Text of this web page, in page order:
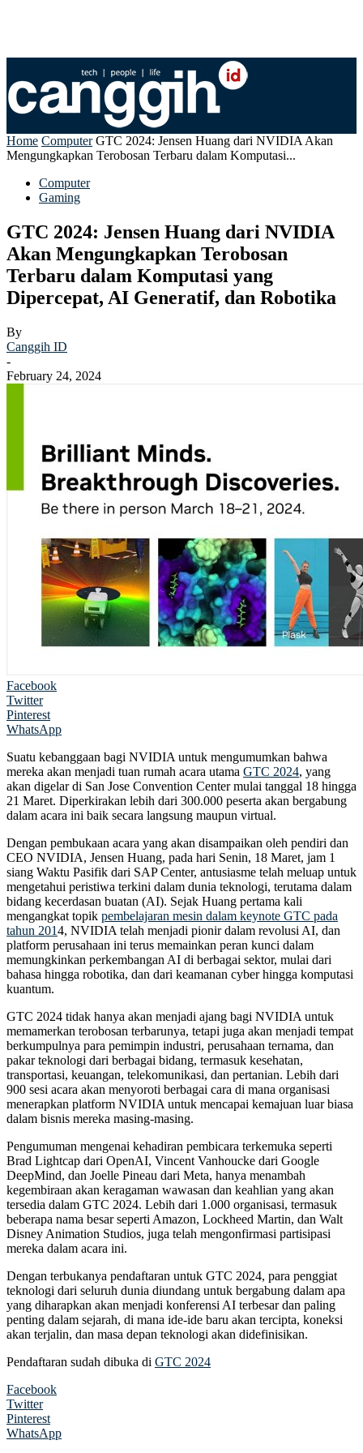
Home Computer GTC 2024: Jensen Huang dari NVIDIA Akan
Mengungkapkan Terobosan Terbaru dalam Komputasi...
Computer
Gaming
GTC 2024: Jensen Huang dari NVIDIA
Akan Mengungkapkan Terobosan
Terbaru dalam Komputasi yang
Dipercepat, AI Generatif, dan Robotika
By
Canggih ID
-
February 24, 2024
Facebook
Twitter
Pinterest
WhatsApp
Suatu kebanggaan bagi NVIDIA untuk mengumumkan bahwa
mereka akan menjadi tuan rumah acara utama GTC 2024, yang
akan digelar di San Jose Convention Center mulai tanggal 18 hingga
21 Maret. Diperkirakan lebih dari 300.000 peserta akan bergabung
dalam acara ini baik secara langsung maupun virtual.
Dengan pembukaan acara yang akan disampaikan oleh pendiri dan
CEO NVIDIA, Jensen Huang, pada hari Senin, 18 Maret, jam 1
siang Waktu Pasifik dari SAP Center, antusiasme telah meluap untuk
mengetahui peristiwa terkini dalam dunia teknologi, terutama dalam
bidang kecerdasan buatan (AI). Sejak Huang pertama kali
mengangkat topik pembelajaran mesin dalam keynote GTC pada
tahun 2014, NVIDIA telah menjadi pionir dalam revolusi AI, dan
platform perusahaan ini terus memainkan peran kunci dalam
memungkinkan perkembangan AI di berbagai sektor, mulai dari
bahasa hingga robotika, dan dari keamanan cyber hingga komputasi
kuantum.
GTC 2024 tidak hanya akan menjadi ajang bagi NVIDIA untuk
memamerkan terobosan terbarunya, tetapi juga akan menjadi tempat
berkumpulnya para pemimpin industri, perusahaan ternama, dan
pakar teknologi dari berbagai bidang, termasuk kesehatan,
transportasi, keuangan, telekomunikasi, dan pertanian. Lebih dari
900 sesi acara akan menyoroti berbagai cara di mana organisasi
menerapkan platform NVIDIA untuk mencapai kemajuan luar biasa
dalam bisnis mereka masing-masing.
Pengumuman mengenai kehadiran pembicara terkemuka seperti
Brad Lightcap dari OpenAI, Vincent Vanhoucke dari Google
DeepMind, dan Joelle Pineau dari Meta, hanya menambah
kegembiraan akan keragaman wawasan dan keahlian yang akan
tersedia dalam GTC 2024. Lebih dari 1.000 organisasi, termasuk
beberapa nama besar seperti Amazon, Lockheed Martin, dan Walt
Disney Animation Studios, juga telah mengonfirmasi partisipasi
mereka dalam acara ini.
Dengan terbukanya pendaftaran untuk GTC 2024, para penggiat
teknologi dari seluruh dunia diundang untuk bergabung dalam apa
yang diharapkan akan menjadi konferensi AI terbesar dan paling
penting dalam sejarah, di mana ide-ide baru akan tercipta, koneksi
akan terjalin, dan masa depan teknologi akan didefinisikan.
Pendaftaran sudah dibuka di GTC 2024
Facebook
Twitter
Pinterest
WhatsApp